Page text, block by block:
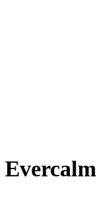
Evercalm